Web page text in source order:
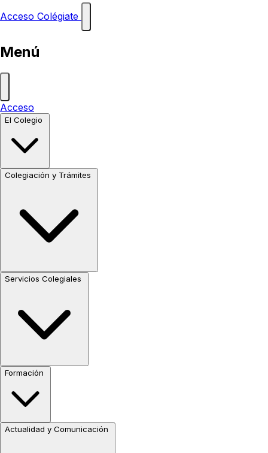
Acceso Colégiate
Menú
Acceso
El Colegio
Colegiación y Trámites
Servicios Colegiales
Formación
Actualidad y Comunicación